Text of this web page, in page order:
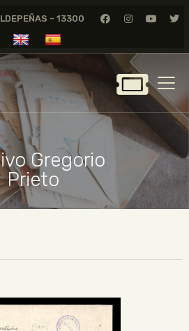
- 13300
MUSEO
GREGORIO
PRIETO
PRIETO
DE DIBUJO
Gregorio
Prieto